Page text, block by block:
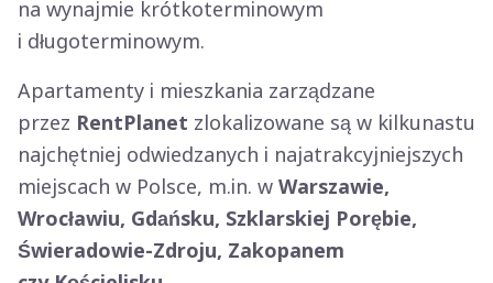
na wynajmie krótkoterminowym
i długoterminowym.
Apartamenty i mieszkania zarządzane
przez RentPlanet zlokalizowane są w kilkunastu
najchętniej odwiedzanych i najatrakcyjniejszych
miejscach w Polsce, m.in. wWarszawie,
Wrocławiu, Gdańsku, Szklarskiej Porębie,
Świeradowie-Zdroju, Zakopanem